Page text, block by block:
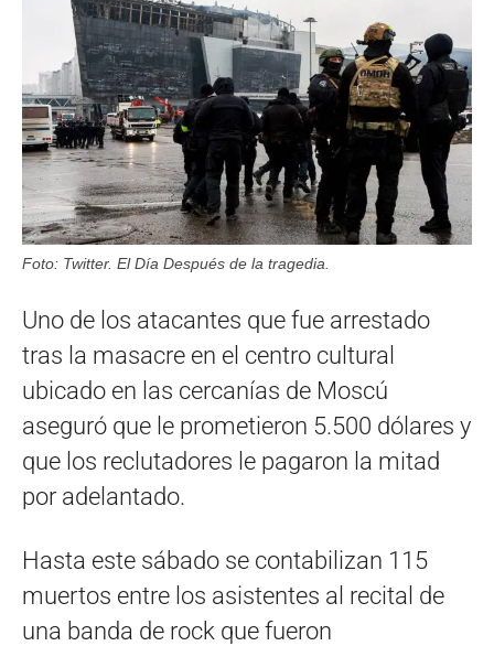
Foto: Twitter. El Día Después de la tragedia.
Uno de los atacantes que fue arrestado
tras la masacre en el centro cultural
ubicado en las cercanías de Moscú
aseguró que le prometieron 5.500 dólares y
que los reclutadores le pagaron la mitad
por adelantado.
Hasta este sábado se contabilizan 115
muertos entre los asistentes al recital de
una banda de rock que fueron